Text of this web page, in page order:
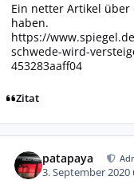
Ein netter Artikel über
haben.
https://
schwede-wird-
453283aaff04
Zitat
patapaya
3. September 2020